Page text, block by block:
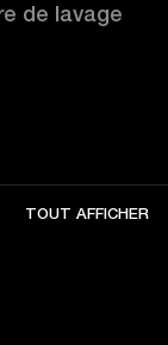
de lavage
TOUT AFFICHER